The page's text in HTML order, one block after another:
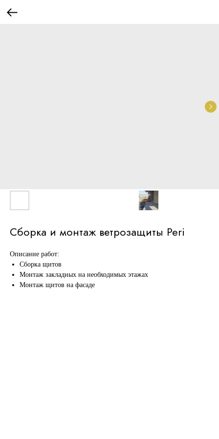
Сборка и монтаж ветрозащиты Peri
Описание работ:
Сборка щитов
Монтаж закладных на необходимых этажах
Монтаж щитов на фасаде